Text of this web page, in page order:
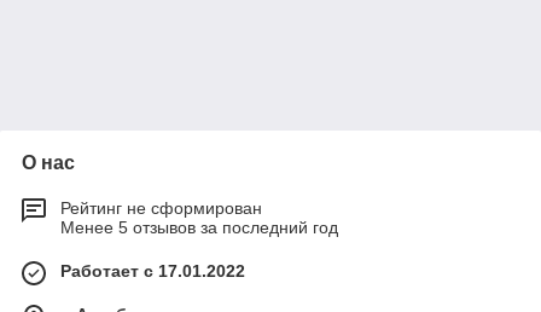
О нас
Рейтинг не сформирован
Менее 5 отзывов за последний год
Работает с 17.01.2022